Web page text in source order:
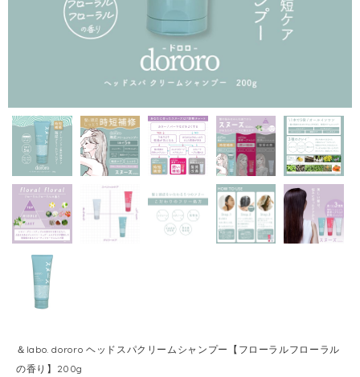
＆labo. dororo ヘッドスパクリームシャンプー【フローラルフローラル
の香り】200g